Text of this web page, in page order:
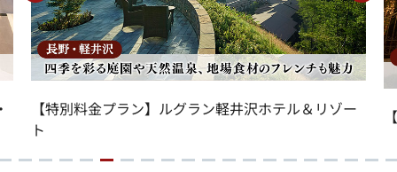
【特別料金プラン】ルグラン軽井沢ホテル＆リゾー
ト